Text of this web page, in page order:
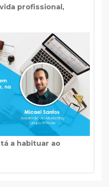
profissional,
a habituar ao